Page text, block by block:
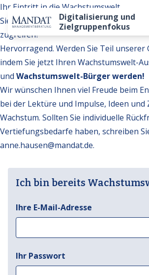
Digitalisierung und
Zielgruppenfokus
Ihr Eintritt in die Wachstumswelt
Sie möchten auf weitere Inhalte der
zugreifen?
Hervorragend. Werden Sie Teil unserer
indem Sie jetzt Ihren Wachstumswelt-
und Wachstumswelt-Bürger werden!
Wir wünschen Ihnen viel Freude beim
bei der Lektüre und Impulse, Ideen
Wachstum. Sollten Sie individuelle
Vertiefungsbedarfe haben, schreiben
anne.hausen@mandat.de.
Ich bin bereits
Ihre E-Mail-Adresse
Ihr Passwort